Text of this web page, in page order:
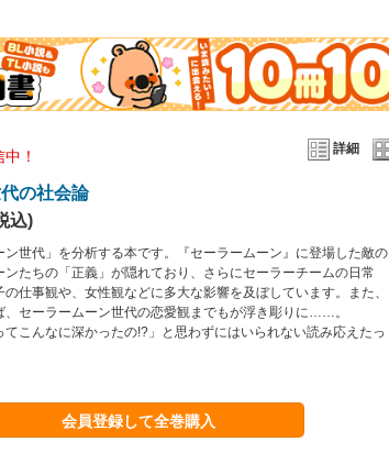
詳細
！
の社会論
込)
世代」を分析する本です。『セーラームーン』に登場した敵の
ンたちの「正義」が隠れており、さらにセーラーチームの日常
仕事観や、女性観などに多大な影響を及ぼしています。また、
、セーラームーン世代の恋愛観までもが浮き彫りに……。
てこんなに深かったの!?」と思わずにはいられない読み応えたっ
会員登録して全巻購入